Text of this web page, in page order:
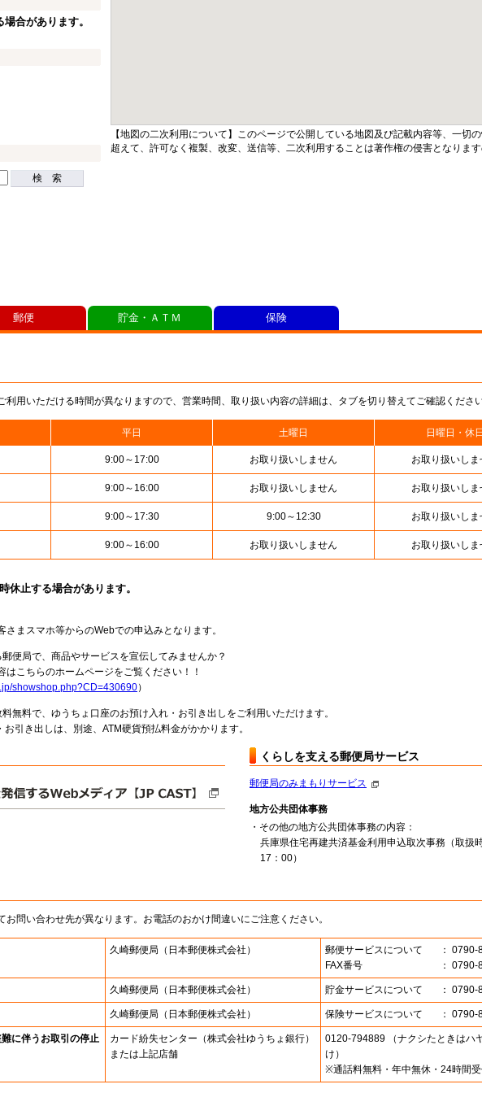
合があります。
検 索
【地図の二次利用について】このページで公開している地図及び記載内容等、一切
超えて、許可なく複製、改変、送信等、二次利用することは著作権の侵害となります
用いただける時間が異なりますので、営業時間、取り扱い内容の詳細は、タブを切り替えてご確認ください
平日 土曜日 日曜日・休日
9:00～17:00 お取り扱いしません お取り扱いしま
9:00～16:00 お取り扱いしません お取り扱いしま
9:00～17:30 9:00～12:30 お取り扱いしま
9:00～16:00 お取り扱いしません お取り扱いしま
休止する場合があります。
まスマホ等からのWebでの申込みとなります。
便局で、商品やサービスを宣伝してみませんか？
こちらのホームページをご覧ください！！
showshop.php?CD=430690）
無料で、ゆうちょ口座のお預け入れ・お引き出しをご利用いただけます。
引き出しは、別途、ATM硬貨預払料金がかかります。
くらしを支える郵便局サービス
郵便局のみまもりサービス
地方公共団体事務
・その他の地方公共団体事務の内容：
兵庫県住宅再建共済基金利用申込取次事務（取扱
17：00）
問い合わせ先が異なります。お電話のおかけ間違いにご注意ください。
久崎郵便局 （日本郵便株式会社） 郵便サービスについて
：
FAX番号
：
久崎郵便局 （日本郵便株式会社） 貯金サービスについて ：
久崎郵便局 （日本郵便株式会社） 保険サービスについて ：
に伴うお取引の停止 カード紛失センター （株式会社ゆうちょ銀行）
または上記店舗
0120-794889 （ナクシたときはハ
け）
※通話料無料・年中無休・24時間
郵便 貯金・ＡＴＭ 保険